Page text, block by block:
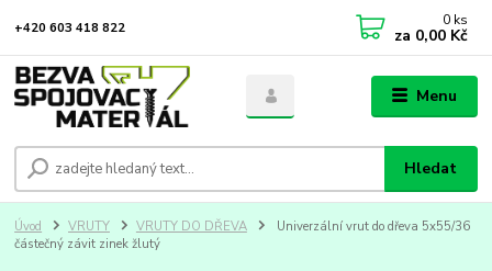
Menu
Hledat
+420 603 418 822 0 ks
za 0,00 Kč
Úvod VRUTY VRUTY DO DŘEVA
Univerzální vrut do dřeva 5x55/36
částečný závit zinek žlutý